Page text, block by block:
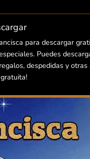
para descargar
Puedes
despedidas y